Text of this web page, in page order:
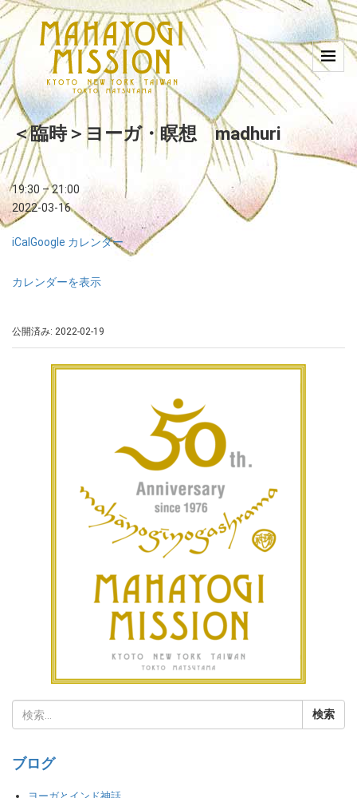
＜臨時＞ヨーガ・瞑想 madhuri
19:30 –21:00
2022-03-16
iCal Google カレンダー
カレンダーを表示
公開済み: 2022-02-19
ブログ
ヨーガとインド神話